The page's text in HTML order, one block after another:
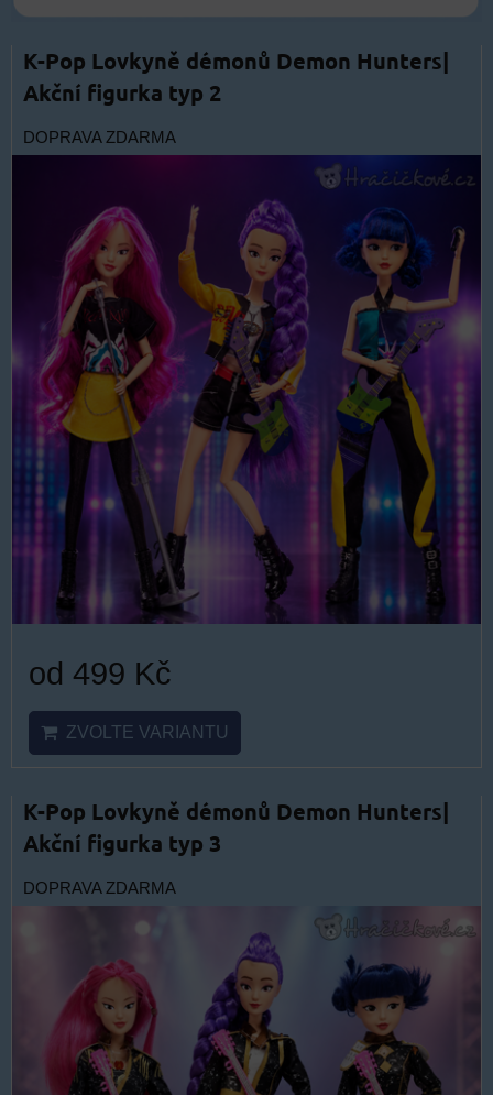
K-Pop Lovkyně démonů Demon Hunters|
Akční figurka typ 2
DOPRAVA ZDARMA
od 499 Kč
ZVOLTE VARIANTU
K-Pop Lovkyně démonů Demon Hunters|
Akční figurka typ 3
DOPRAVA ZDARMA